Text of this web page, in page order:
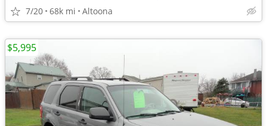
7/20 68k mi Altoona
$5,995